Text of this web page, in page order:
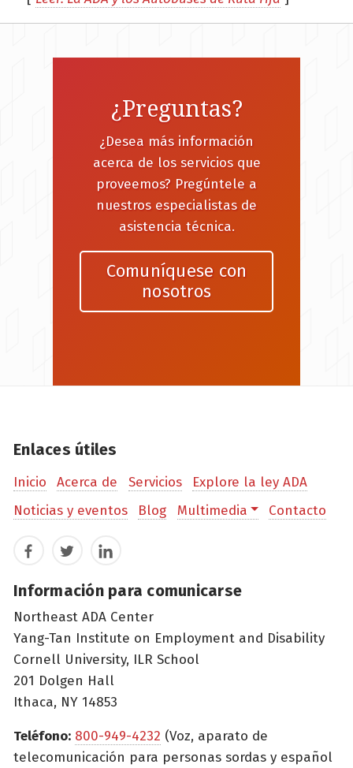
¿Preguntas?
¿Desea más información
acerca de los servicios que
proveemos? Pregúntele a
nuestros especialistas de
asistencia técnica.
Comuníquese con
nosotros
Enlaces útiles
Inicio Acerca de Servicios
Explore la ley ADA
Noticias y eventos
Blog Multimedia Contacto
FacebookTwitterLinkedIn
Información para comunicarse
Northeast ADA Center
Yang-Tan Institute on Employment and Disability
Cornell University, ILR School
201 Dolgen Hall
Ithaca, NY 14853
Teléfono: 800-949-4232 (Voz, aparato de
telecomunicación para personas sordas y español